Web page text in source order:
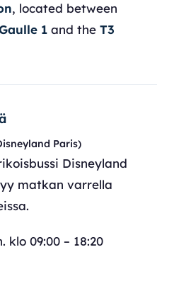
, located between
1 and the T3
Paris)
Disneyland
matkan varrella
klo 09:00 – 18:20